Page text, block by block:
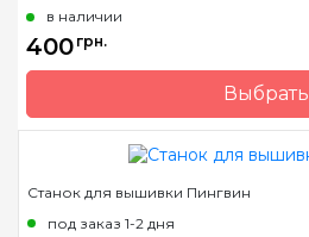
в наличии
400 грн.
Выбрать
Бренд
Страна-производитель
Станок для вышивки Пингвин
под заказ 1-2 дня